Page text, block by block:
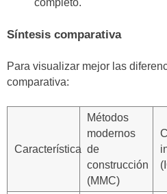
Síntesis comparativa
Para visualizar mejor las
comparativa:
Característica
Métodos
modernos
de
construcción
(MMC)